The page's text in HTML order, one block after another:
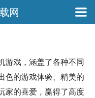
网
游戏，涵盖了各种不同
的游戏体验、 精美的
家的喜爱，赢得了高度